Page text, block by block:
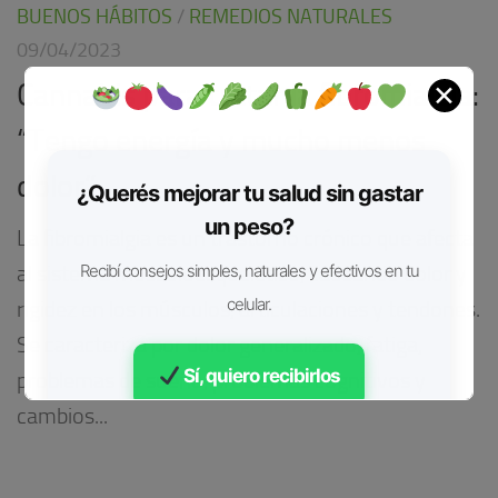
BUENOS HÁBITOS / REMEDIOS NATURALES
09/04/2023
Cannabis para tratar la fibromialgia:
“Tengo energía y mucho menos
dolor”
La fibromialgia es un trastorno crónico que afecta
al sistema musculoesquelético, causando dolor y
rigidez en los músculos, articulaciones y tendones.
Se caracteriza por dolor generalizado, fatiga,
problemas de sueño, problemas cognitivos y
cambios...
✕
¿Querés mejorar tu salud sin gastar
un peso?
Recibí consejos simples, naturales y efectivos en tu
celular.
Sí, quiero recibirlos